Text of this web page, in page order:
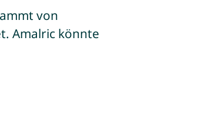
von
Amalric könnte